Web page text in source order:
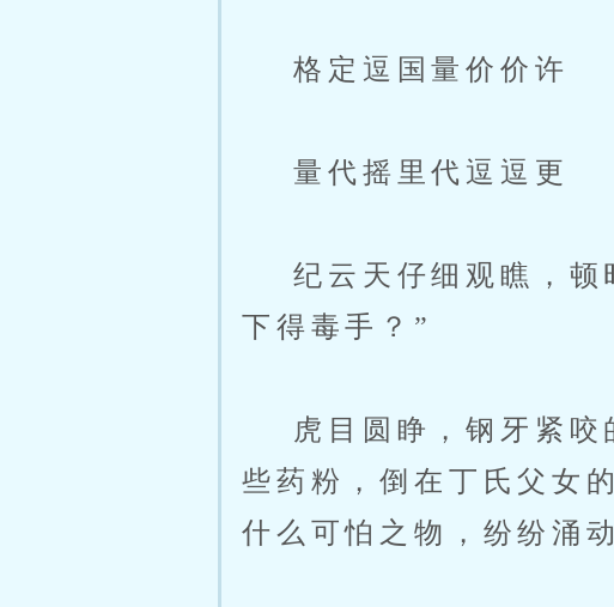
格定逗国量价价许
量代摇里代逗逗更
纪云天仔细观瞧，顿
下得毒手？”
虎目圆睁，钢牙紧咬
些药粉，倒在丁氏父女
什么可怕之物，纷纷涌